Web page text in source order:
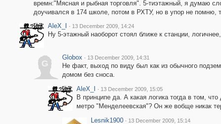
времн:"Мясная и рыбная торговля". 5-тиэтажный, я думаю
доучивался в 174 школе, потом в РХТУ, но в упор не помню,
AleX_I
· 13 December 2009, 14:24
Ну 5-этажный наоборот стоял ближе к станции,
G
Globox · 13 December 2009, 14:31
Не факт, выход по виду был как из обычного
домом без сноса.
AleX_I
· 13 December 2009, 15:05
В принципе да. А какая логика тогда в том,
метро "Менделеевская"? Он же вобще никак
Lesnik1900 · 13 December 2009, 15:14